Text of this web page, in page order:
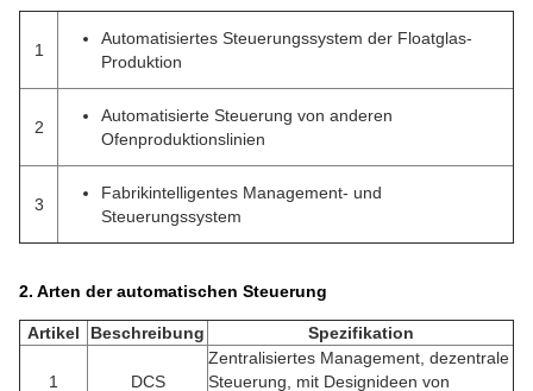
1
Automatisiertes Steuerungssystem der Floatglas-
Produktion
2
Automatisierte Steuerung von anderen
Ofenproduktionslinien
3
Fabrikintelligentes Management- und
Steuerungssystem
2. Arten der automatischen Steuerung
Artikel Beschreibung Spezifikation
1 DCS
Zentralisiertes Management, dezentrale
Steuerung, mit Designideen von